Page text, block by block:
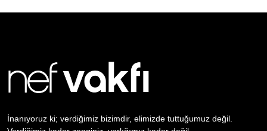
İnanıyoruz ki; verdiğimiz bizimdir, elimizde tuttuğumuz değil.